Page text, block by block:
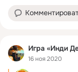
Игра «Инди
16 ноя 2020